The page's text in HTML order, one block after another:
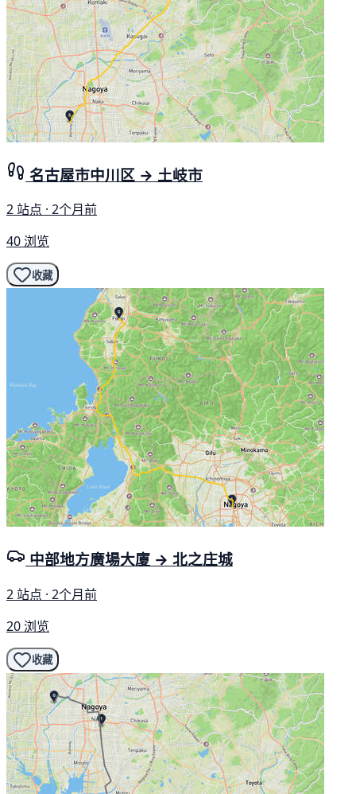
名古屋市中川区 → 土岐市
2 站点 · 2个月前
40 浏览
收藏
中部地方廣場大廈 → 北之庄城
2 站点 · 2个月前
20 浏览
收藏